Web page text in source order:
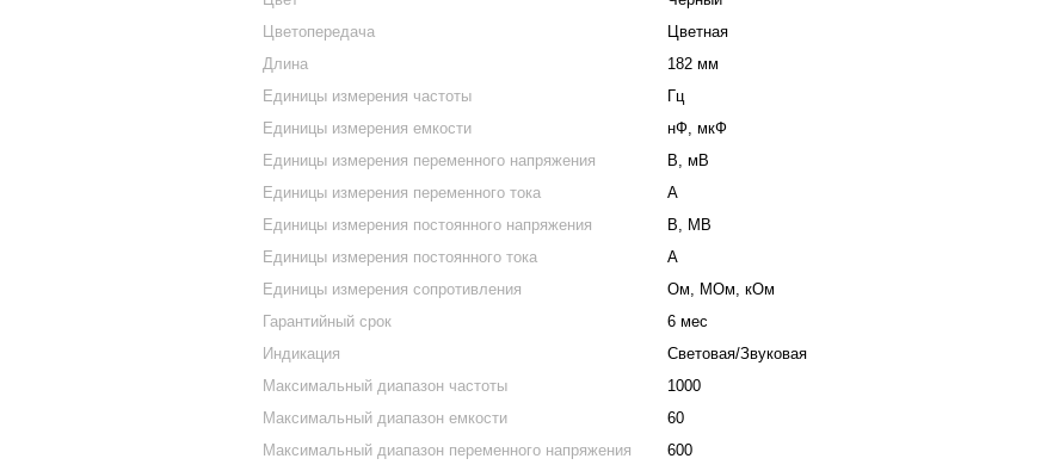
Цветопередача
Цветная
Длина
182 мм
Единицы измерения частоты
Гц
Единицы измерения емкости
нФ, мкФ
Единицы измерения переменного напряжения
В, мВ
Единицы измерения переменного тока
А
Единицы измерения постоянного напряжения
В, МВ
Единицы измерения постоянного тока
А
Единицы измерения сопротивления
Ом, МОм, кОм
Гарантийный срок
6 мес
Индикация
Световая/Звуковая
Максимальный диапазон частоты
1000
Максимальный диапазон емкости
60
Максимальный диапазон переменного напряжения
600